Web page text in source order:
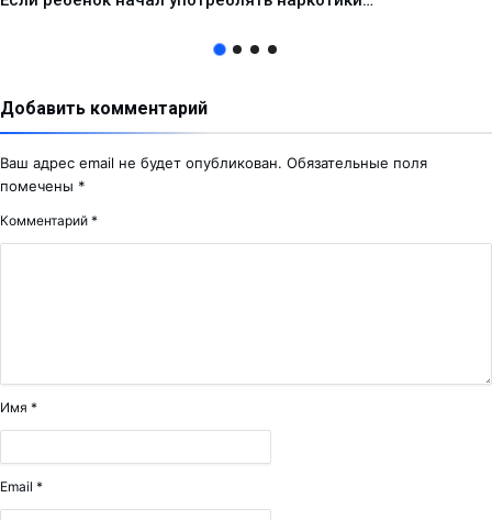
Добавить комментарий
Ваш адрес email не будет опубликован. Обязательные поля
помечены *
Комментарий *
Имя *
Email *